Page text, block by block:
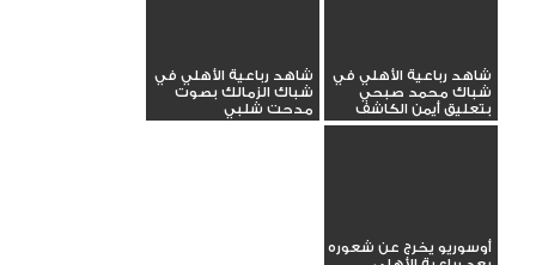
شاهد رباعية الأهلي في
شباك محمد صبحي
بتعليق أيمن الكاشف
شاهد رباعية الأهلي في
شباك الزمالك بصوت
مدحت شلبي
أوسوريو يخرج عن شعوره